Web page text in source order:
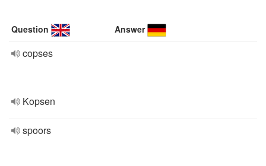
Question Answer
copses
Kopsen
spoors